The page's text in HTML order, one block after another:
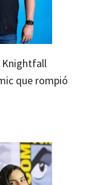
Knightfall
que rompió